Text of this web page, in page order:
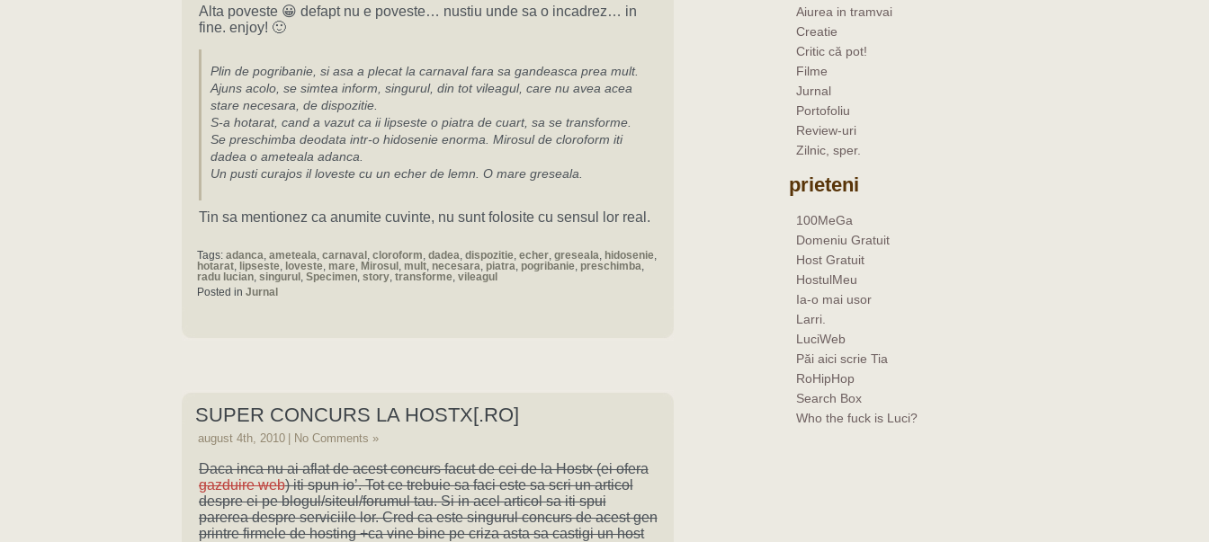
Alta poveste 😀 defapt nu e poveste… nustiu unde sa o incadrez… in
fine. enjoy! 🙂
Plin de pogribanie, si asa a plecat la carnaval fara sa gandeasca prea mult.
Ajuns acolo, se simtea inform, singurul, din tot vileagul, care nu avea acea
stare necesara, de dispozitie.
S-a hotarat, cand a vazut ca ii lipseste o piatra de cuart, sa se transforme.
Se preschimba deodata intr-o hidosenie enorma. Mirosul de cloroform iti
dadea o ameteala adanca.
Un pusti curajos il loveste cu un echer de lemn. O mare greseala.
Tin sa mentionez ca anumite cuvinte, nu sunt folosite cu sensul lor real.
Tags: adanca ameteala carnaval cloroform dadea dispozitie echer greseala hidosenie
hotarat
lipseste loveste mare Mirosul mult necesara piatra pogribanie preschimba
radu lucian singurul Specimen story transforme vileagul
Posted in Jurnal
SUPER CONCURS LA HOSTX[.RO]
august 4th, 2010 No Comments »
Daca inca nu ai aflat de acest concurs facut de cei de la Hostx (ei ofera
gazduire web) iti spun io’. Tot ce trebuie sa faci este sa scri un articol
despre ei pe blogul/siteul/forumul tau. Si in acel articol sa iti spui
parerea despre serviciile lor. Cred ca este singurul concurs de acest gen
printre firmele de hosting +ca vine bine pe criza asta sa castigi un host
Aiurea in tramvai
Creatie
Critic că pot!
Filme
Jurnal
Portofoliu
Review-uri
Zilnic, sper.
prieteni
100MeGa
Domeniu Gratuit
Host Gratuit
HostulMeu
Ia-o mai usor
Larri.
LuciWeb
Păi aici scrie Tia
RoHipHop
Search Box
Who the fuck is Luci?